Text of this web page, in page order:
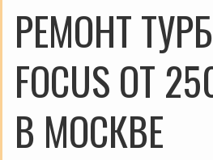
РЕМОНТ
FOCUS ОТ
В МОСКВЕ